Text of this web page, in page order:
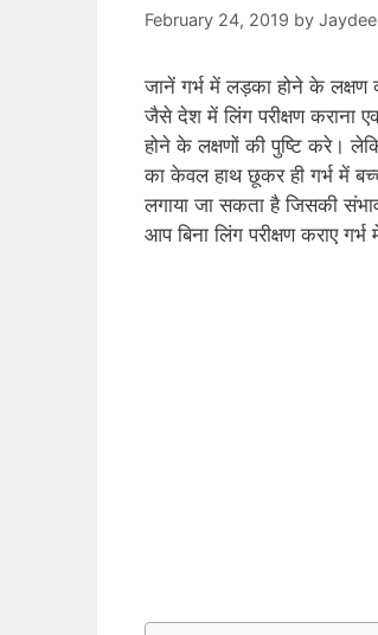
February 24, 2019 by
जानें गर्भ में लड़का होने के लक्षण
जैसे देश में लिंग परीक्षण कराना
होने के लक्षणों की पुष्टि करे।
का केवल हाथ छूकर ही गर्भ में
लगाया जा सकता है जिसकी
आप बिना लिंग परीक्षण कराए